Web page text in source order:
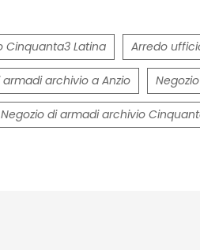
Cinquanta3 Latina Arredo
armadi archivio a Anzio
Negozio di armadi archivio